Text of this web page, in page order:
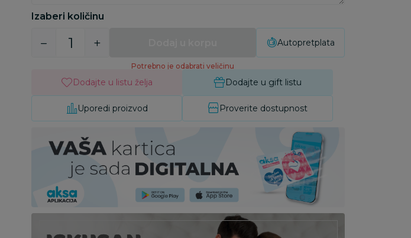
Izaberi količinu
Potrebno je odabrati veličinu
Autopretplata
Dodajte u listu želja Dodajte u gift listu
Uporedi proizvod Proverite dostupnost